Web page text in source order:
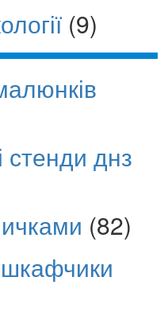
(9)
стенди днз
(82)